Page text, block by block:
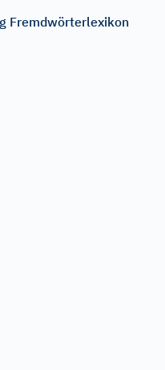
Fremdwörterlexikon